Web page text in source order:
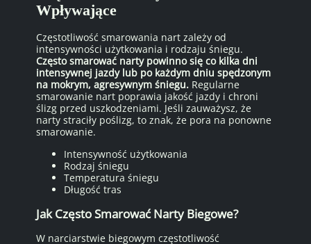
Wpływające
Częstotliwość smarowania nart zależy od
intensywności użytkowania i rodzaju śniegu.
Często smarować narty powinno się co kilka dni
intensywnej jazdy lub po każdym dniu spędzonym
na mokrym, agresywnym śniegu. Regularne
smarowanie nart poprawia jakość jazdy i chroni
ślizg przed uszkodzeniami. Jeśli zauważysz, że
narty straciły poślizg, to znak, że pora na ponowne
smarowanie.
Intensywność użytkowania
Rodzaj śniegu
Temperatura śniegu
Długość tras
Jak Często Smarować Narty Biegowe?
W narciarstwie biegowym częstotliwość